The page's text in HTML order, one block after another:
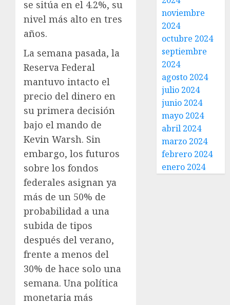
se sitúa en el 4.2%, su
nivel más alto en tres
años.
La semana pasada, la
Reserva Federal
mantuvo intacto el
precio del dinero en
su primera decisión
bajo el mando de
Kevin Warsh. Sin
embargo, los futuros
sobre los fondos
federales asignan ya
más de un 50% de
probabilidad a una
subida de tipos
después del verano,
frente a menos del
30% de hace solo una
semana. Una política
monetaria más
noviembre
2024
octubre 2024
septiembre
2024
agosto 2024
julio 2024
junio 2024
mayo 2024
abril 2024
marzo 2024
febrero 2024
enero 2024